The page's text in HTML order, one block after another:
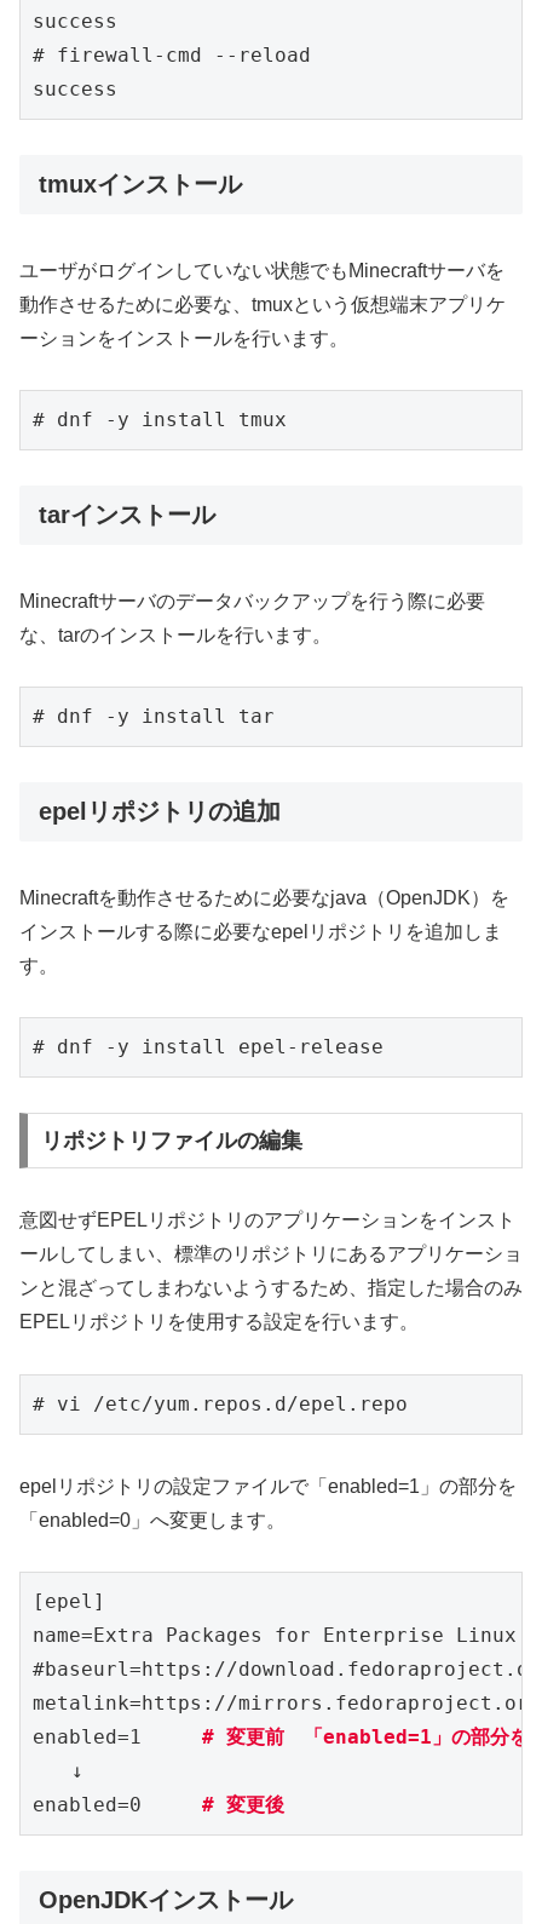
success
# firewall-cmd --reload
tmuxインストール
ユーザがログインしていない状態でもMinecraftサーバを
動作させるために必要な、tmuxという仮想端末アプリケ
ーションをインストールを行います。
tarインストール
Minecraftサーバのデータバックアップを行う際に必要
な、tarのインストールを行います。
epelリポジトリの追加
Minecraftを動作させるために必要なjava（OpenJDK）を
インストールする際に必要なepelリポジトリを追加しま
す。
リポジトリファイルの編集
意図せずEPELリポジトリのアプリケーションをインスト
ールしてしまい、標準のリポジトリにあるアプリケーショ
ンと混ざってしまわないようするため、指定した場合のみ
EPELリポジトリを使用する設定を行います。
epelリポジトリの設定ファイルで「enabled=1」の部分を
「enabled=0」へ変更します。
[epel]
name=Extra Packages for Enterprise Linux
#baseurl=https://
metalink=https://mirrors.fedoraproject.org/
enabled=1 # 変更前　「enabled=1」の部分を
↓
enabled=0 # 変更後
OpenJDKインストール